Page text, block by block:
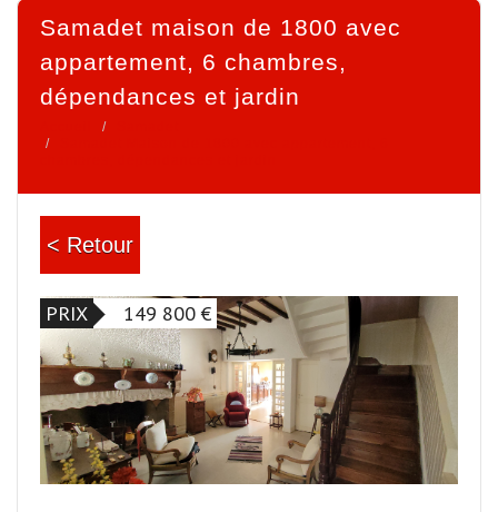
samadet maison de 1800 avec
appartement, 6 chambres,
dépendances et jardin
< Retour
PRIX 149 800 €